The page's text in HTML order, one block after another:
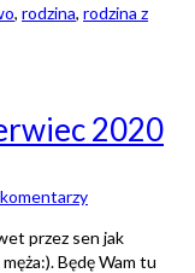
, rodzina, rodzina z
2020
przez sen jak
Będę Wam tu